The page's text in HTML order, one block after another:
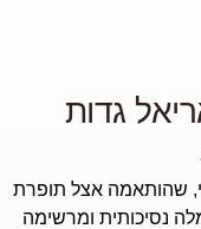
גדות
שהותאמה אצל תופרת
נסיכותית ומרשימה